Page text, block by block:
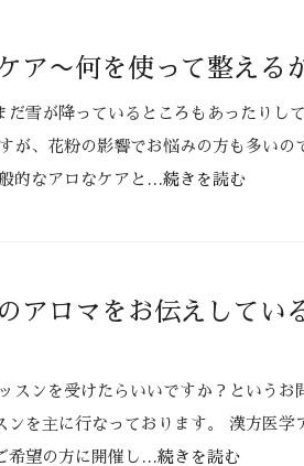
ア〜何を使って整える
だ雪が降っているところもあったりし
が、花粉の影響でお悩みの方も多い
的なアロなケアと
…続きを読む
アロマをお伝えしてい
スンを受けたらいいですか？というお
ンを主に行なっております。 漢方医学
希望の方に開催し …続きを読む